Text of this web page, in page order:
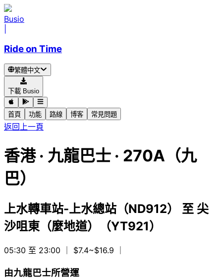
Busio
Ride on Time
繁體中文
下載 Busio
首頁 功能 路線 博客 常見問題
返回上一頁
香港· 九龍巴士 · 270A（九
巴）
上水轉車站-上水總站（ND912） 至 尖
沙咀東（麼地道）（YT921）
05:30 至 23:00 ｜ $7.4~$16.9
由九龍巴士所營運